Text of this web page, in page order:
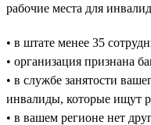
рабочие места для
• в штате менее 35
• организация признана
• в службе занятости
инвалиды, которые ищут
• в вашем регионе нет